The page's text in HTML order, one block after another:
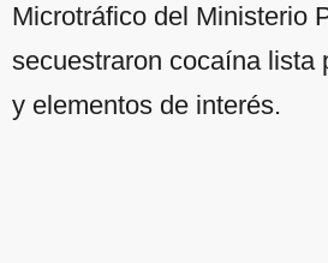
Microtráfico del Ministerio
secuestraron cocaína lista
y elementos de interés.